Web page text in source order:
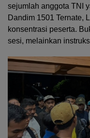
sejumlah anggota TNI
Dandim 1501 Ternate,
konsentrasi peserta.
sesi, melainkan